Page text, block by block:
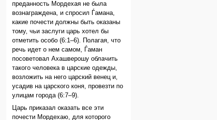
преданность Мордехая не была
вознаграждена, и спросил Ѓамана,
какие почести должны быть оказаны
тому, чьи заслуги царь хотел бы
отметить особо (6:1–6). Полагая, что
речь идет о нем самом, Ѓаман
посоветовал Ахашверошу облачить
такого человека в царские одежды,
возложить на него царский венец и,
усадив на царского коня, провезти по
улицам города (6:7–9).
Царь приказал оказать все эти
почести Мордехаю, для которого